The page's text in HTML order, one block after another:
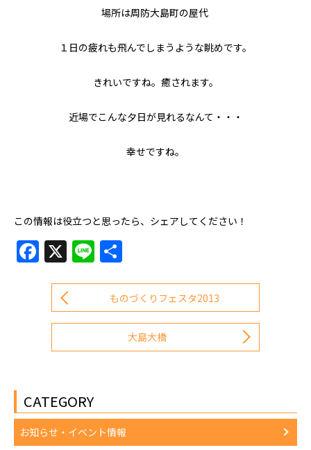
場所は周防大島町の屋代
１日の疲れも飛んでしまうような眺めです。
きれいですね。癒されます。
近場でこんな夕日が見れるなんて・・・
幸せですね。
この情報は役立つと思ったら、シェアしてください！
Facebook
X Line
ものづくりフェスタ2013
大島大橋
CATEGORY
お知らせ・イベント情報